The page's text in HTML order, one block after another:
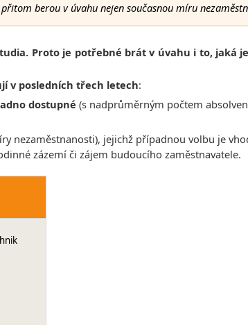
berou v úvahu nejen současnou míru
Proto je potřebné brát v úvahu i to, jaká
v posledních třech letech:
dostupné (s nadprůměrným počtem
nezaměstnanosti), jejichž případnou volbu je
zázemí či zájem budoucího zaměstnavatele.